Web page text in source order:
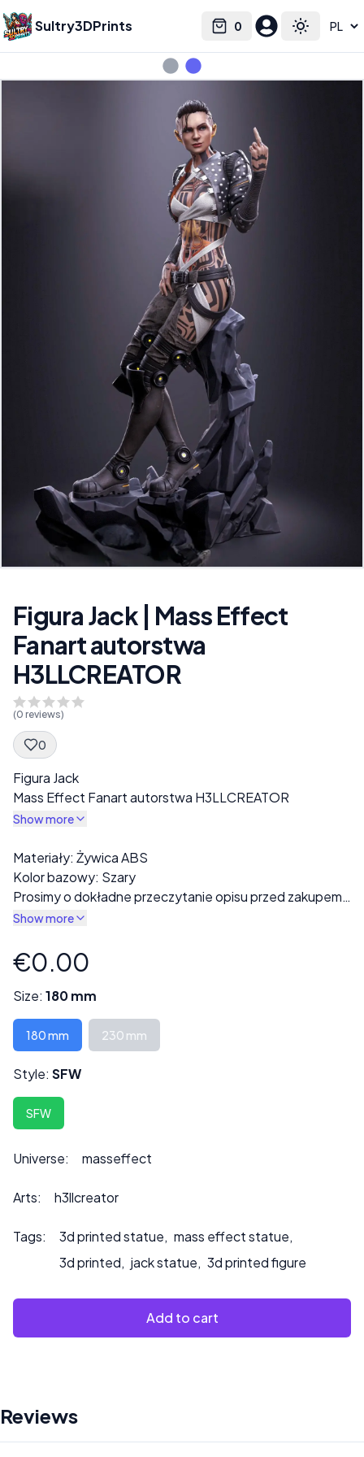
Sultry3DPrints 0
Cart Toggle
Select language
Figura Jack | Mass Effect
Fanart autorstwa
H3LLCREATOR
(0 reviews)
0
Spec Description
Figura Jack
Mass Effect Fanart autorstwa H3LLCREATOR
Show more
Description
Materiały: Żywica ABS
Kolor bazowy: Szary
Prosimy o dokładne przeczytanie opisu przed zakupem!
Gotowy wydruk będzie wykonany z szarej żywicy. W
pełni ubrane lub nagie.
Każdy wydruk jest starannie sprawdzany pod kątem
wad lub błędów druku przed wysyłką.
wymagać montażu.
Wysokość może być dostosowana na życzenie, co
Skontaktuj się z nami pod adresem ***
info@sultry3dprints.com
zamówień lub jeśli chcesz, abyśmy pomalowali produkt.
Show more
Product information
€0.00
Size: 180 mm
180 mm 230 mm
Style: SFW
SFW
Universe: masseffect
Arts: h3llcreator
Tags: 3d printed statue, mass effect statue,
3d printed, jack statue, 3d printed figure
Add to cart
Reviews